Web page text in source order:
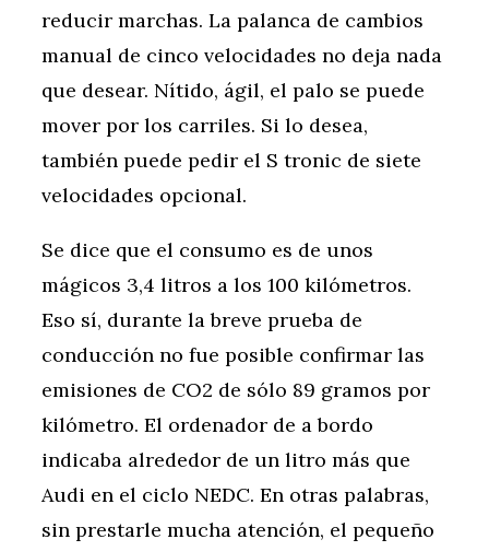
reducir marchas. La palanca de cambios
manual de cinco velocidades no deja nada
que desear. Nítido, ágil, el palo se puede
mover por los carriles. Si lo desea,
también puede pedir el S tronic de siete
velocidades opcional.
Se dice que el consumo es de unos
mágicos 3,4 litros a los 100 kilómetros.
Eso sí, durante la breve prueba de
conducción no fue posible confirmar las
emisiones de CO2 de sólo 89 gramos por
kilómetro. El ordenador de a bordo
indicaba alrededor de un litro más que
Audi en el ciclo NEDC. En otras palabras,
sin prestarle mucha atención, el pequeño